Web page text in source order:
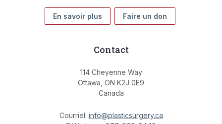
En savoir plus Faire un don
Contact
114 Cheyenne Way
Ottawa, ON K2J 0E9
Canada
Courriel: info@plasticsurgery.ca